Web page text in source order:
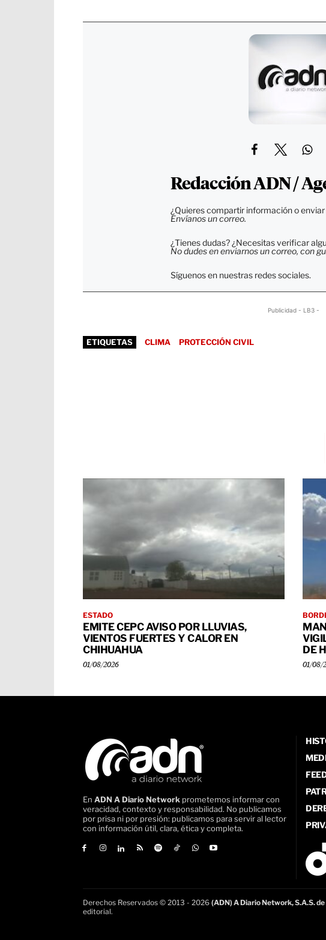
Redacción ADN /
¿Quieres compartir información o
Envíanos un correo.
¿Tienes dudas? ¿Necesitas verificar
No dudes en enviarnos un correo, con
Síguenos en nuestras redes sociales.
Publicidad - LB3 -
ETIQUETAS CLIMA PROTECCIÓN CIVIL
ESTADO
EMITE CEPC AVISO POR LLUVIAS,
VIENTOS FUERTES Y CALOR EN
CHIHUAHUA
01/08/2026
DE
01/08/
En ADN A Diario Network prometemos informar con
veracidad, contexto y responsabilidad. No publicamos
por prisa ni por presión: publicamos para servir al lector
con información útil, clara, ética y completa.
Derechos Reservados © 2013 - 2026 (ADN) A Diario Network, S.A.S. de
editorial.